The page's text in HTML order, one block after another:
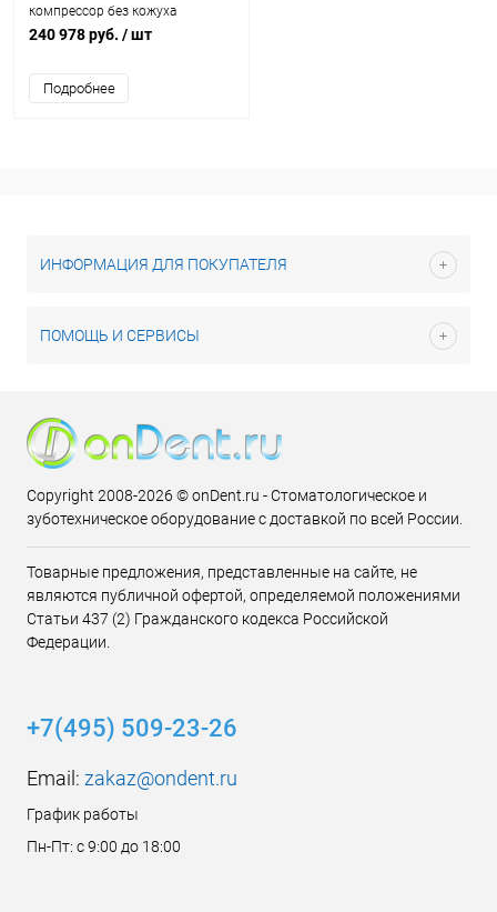
компрессор без кожуха
240 978 руб. / шт
Подробнее
ИНФОРМАЦИЯ ДЛЯ ПОКУПАТЕЛЯ
ПОМОЩЬ И СЕРВИСЫ
Copyright 2008-2026 © onDent.ru - Стоматологическое и
зуботехническое оборудование с доставкой по всей России.
Товарные предложения, представленные на сайте, не
являются публичной офертой, определяемой положениями
Статьи 437 (2) Гражданского кодекса Российской
Федерации.
+7(495) 509-23-26
Email: zakaz@ondent.ru
График работы
Пн-Пт: с 9:00 до 18:00